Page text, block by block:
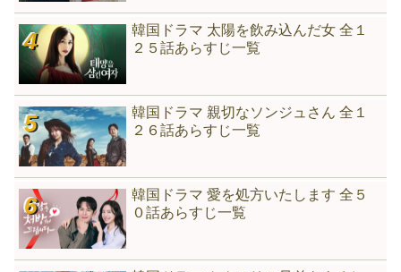
韓国ドラマ 太陽を飲み込んだ女 全１
２５話あらすじ一覧
韓国ドラマ 親切なソンジュさん 全１
２６話あらすじ一覧
韓国ドラマ 愛を処方いたします 全５
０話あらすじ一覧